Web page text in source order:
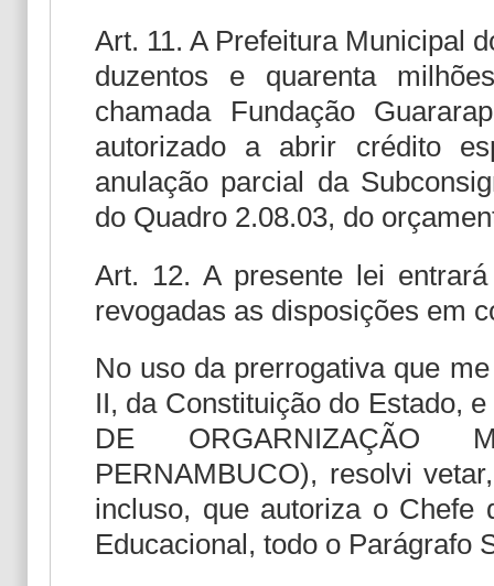
Art. 11. A Prefeitura Municipal
duzentos e quarenta
chamada Fundação
autorizado a abrir crédito
anulação parcial da
do Quadro 2.08.03, do
Art. 12. A presente lei
revogadas as disposições em
No uso da prerrogativa que
II, da Constituição do Estado,
DE ORGARNIZAÇÃO
PERNAMBUCO), resolvi
incluso, que autoriza o Chefe
Educacional, todo o Parágrafo